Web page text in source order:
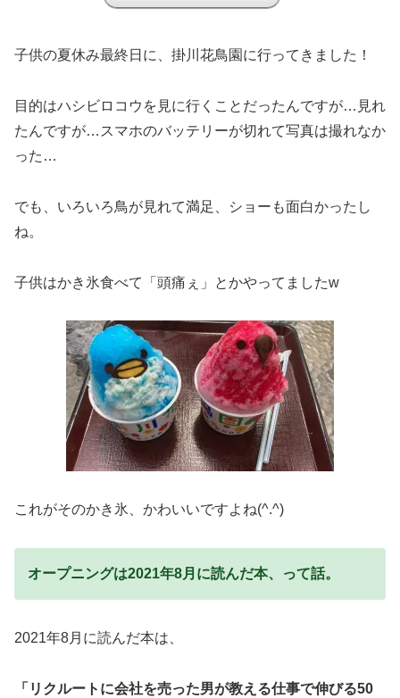
子供の夏休み最終日に、掛川花鳥園に行ってきました！
目的はハシビロコウを見に行くことだったんですが…見れ
たんですが…スマホのバッテリーが切れて写真は撮れなか
った…
でも、いろいろ鳥が見れて満足、ショーも面白かったし
ね。
子供はかき氷食べて「頭痛ぇ」とかやってましたw
これがそのかき氷、かわいいですよね(^.^)
オープニングは2021年8月に読んだ本、って話。
2021年8月に読んだ本は、
「リクルートに会社を売った男が教える仕事で伸びる50